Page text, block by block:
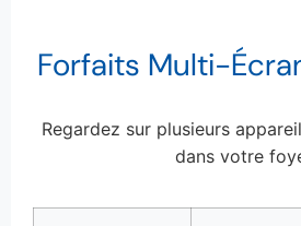
Forfaits Multi-
Regardez sur plusieurs
dans votre